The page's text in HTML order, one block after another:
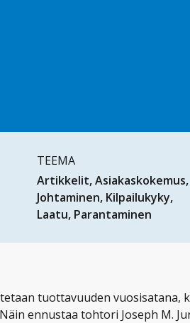
TEEMA
Artikkelit Asiakaskokemus
Johtaminen Kilpailukyky
Laatu Parantaminen
tuottavuuden vuosisatana,
ennustaa tohtori Joseph M.